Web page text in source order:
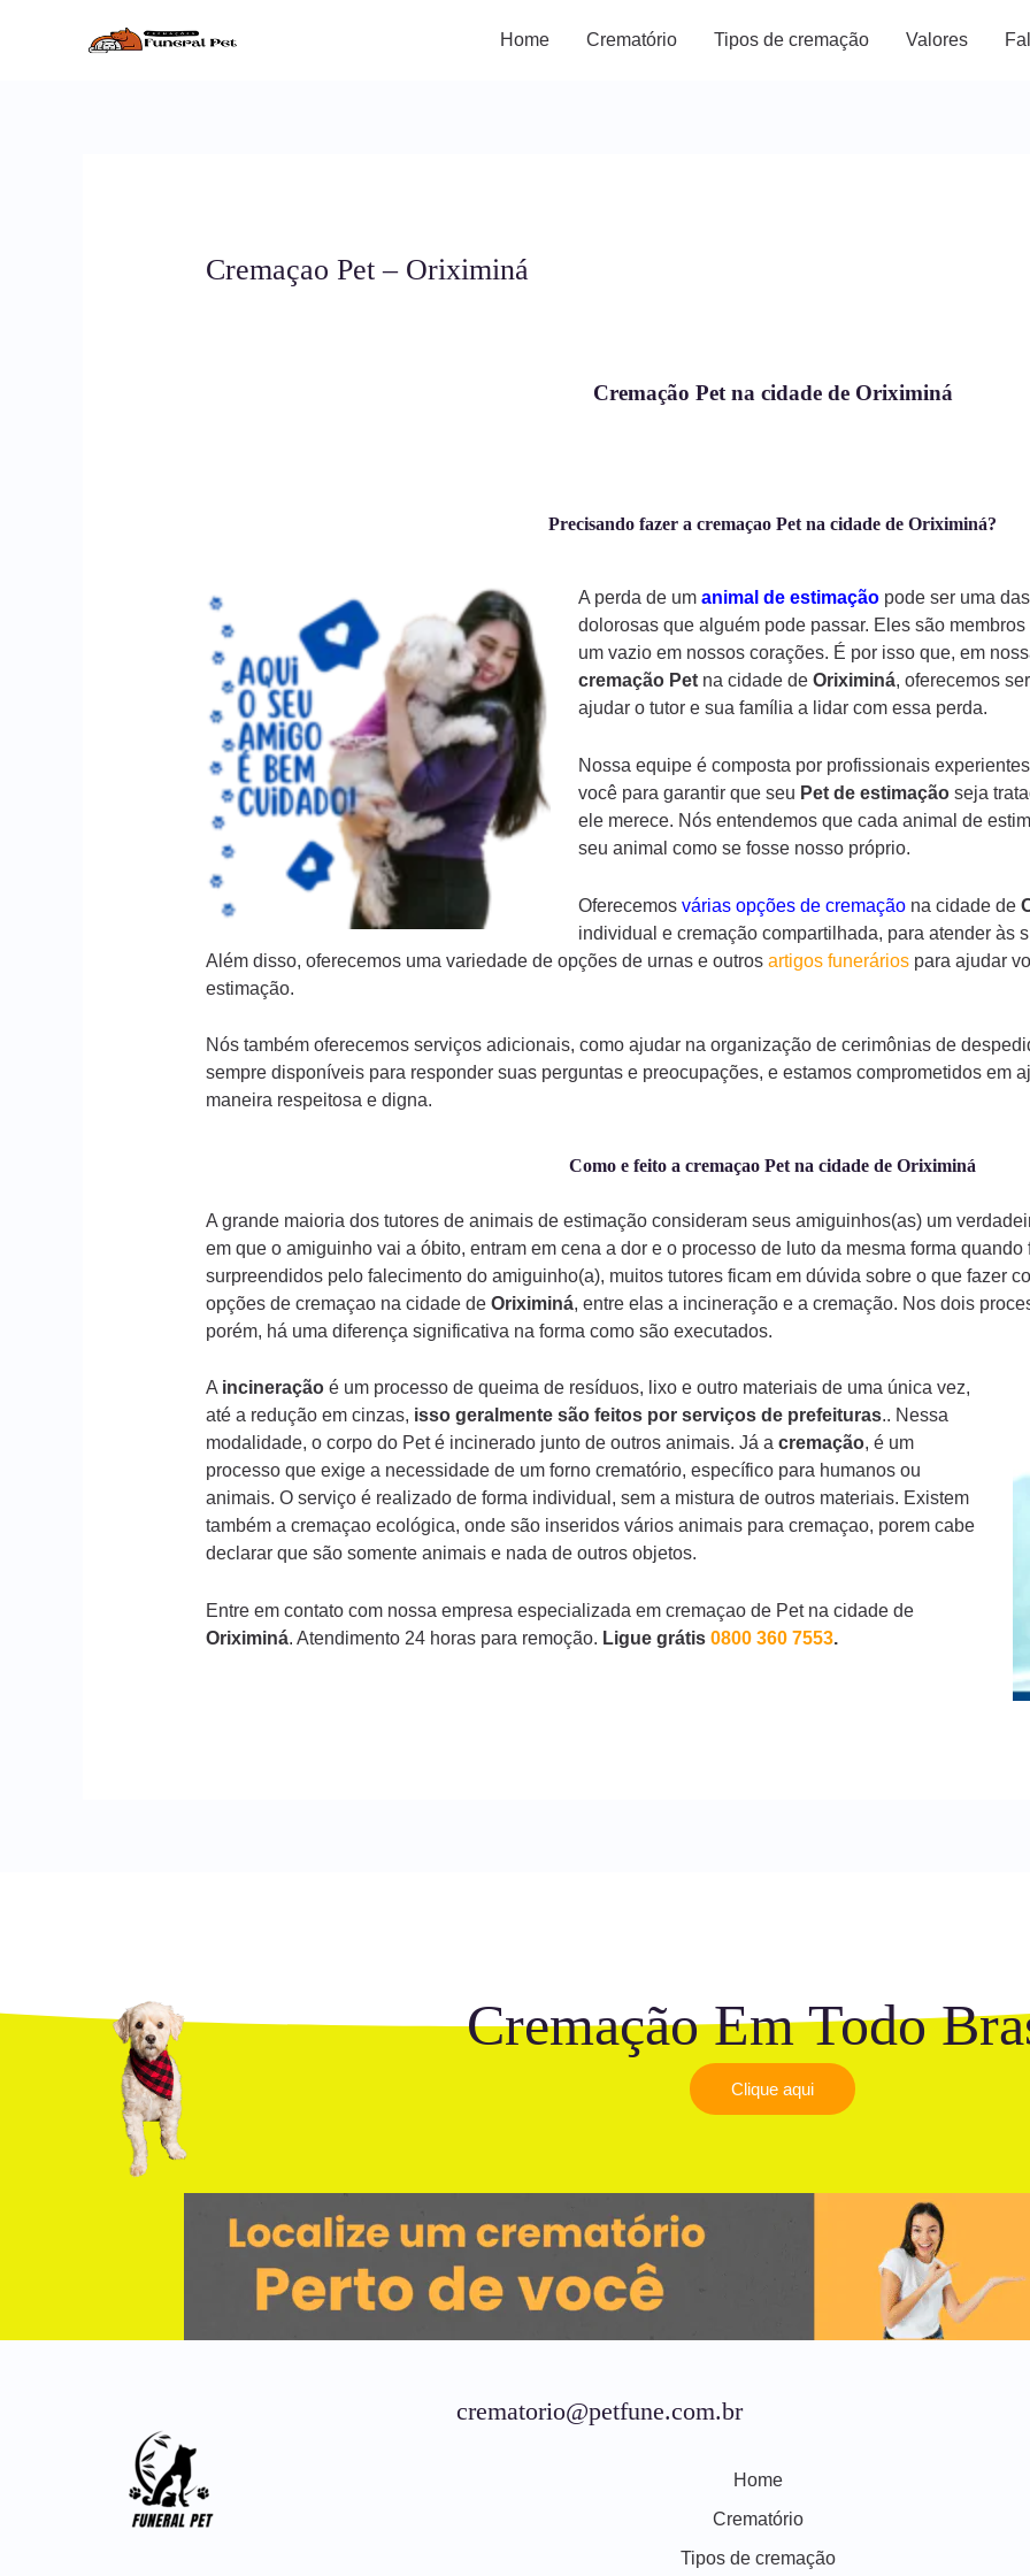
Home Crematório Tipos de cremação Valores
Cremaçao Pet – Oriximiná
Cremação Pet na cidade de Oriximiná
Precisando fazer a cremaçao Pet na cidade de Oriximiná?
A perda de um animal de estimaçãopode ser uma
dolorosas que alguém pode passar. Eles são
um vazio em nossos corações. É por isso que, em
cremação Petna cidade de Oriximiná, oferecemos
ajudar o tutor e sua família a lidar com essa perda.
Nossa equipe é composta por profissionais
você para garantir que seu Pet de estimaçãoseja
ele merece. Nós entendemos que cada animal de
seu animal como se fosse nosso próprio.
Oferecemos várias opções de cremaçãona cidade de
individual e cremação compartilhada, para atender às
Além disso, oferecemos uma variedade de opções de urnas e outros artigos funeráriospara ajudar
estimação.
Nós também oferecemos serviços adicionais, como ajudar na organização de cerimônias de
sempre disponíveis para responder suas perguntas e preocupações, e estamos comprometidos em
maneira respeitosa e digna.
Como e feito a cremaçao Pet na cidade de Oriximiná
A grande maioria dos tutores de animais de estimação consideram seus amiguinhos(as) um
em que o amiguinho vai a óbito, entram em cena a dor e o processo de luto da mesma forma
surpreendidos pelo falecimento do amiguinho(a), muitos tutores ficam em dúvida sobre o que fazer
opções de cremaçao na cidade de Oriximiná, entre elas a incineração e a cremação. Nos dois
porém, há uma diferença significativa na forma como são executados.
A incineraçãoé um processo de queima de resíduos, lixo e outro materiais de uma única vez,
até a redução em cinzas, isso geralmente são feitos por serviços de prefeituras.. Nessa
modalidade, o corpo do Pet é incinerado junto de outros animais. Já a cremação, é um
processo que exige a necessidade de um forno crematório, específico para humanos ou
animais. O serviço é realizado de forma individual, sem a mistura de outros materiais. Existem
também a cremaçao ecológica, onde são inseridos vários animais para cremaçao, porem cabe
declarar que são somente animais e nada de outros objetos.
Entre em contato com nossa empresa especializada em cremaçao de Pet na cidade de
Oriximiná. Atendimento 24 horas para remoção. Ligue grátis 0800 360 7553.
Cremação Em Todo
Clique aqui
crematorio@petfune.com.br
Home
Crematório
Tipos de cremação